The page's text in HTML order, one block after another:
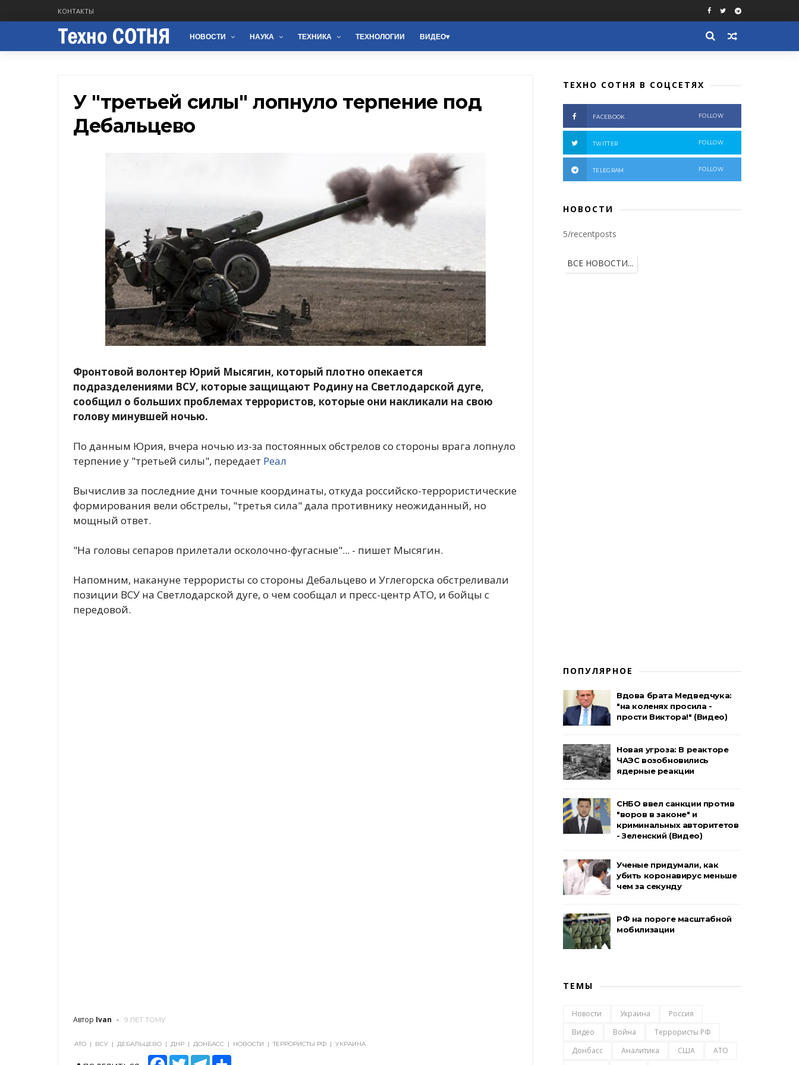
КОНТАКТЫ
НОВОСТИ НАУКА ТЕХНИКА ТЕХНОЛОГИИ ВИДЕО
У "третьей силы" лопнуло терпение под
Дебальцево
Фронтовой волонтер Юрий Мысягин, который плотно опекается
подразделениями ВСУ, которые защищают Родину на Светлодарской дуге,
сообщил о больших проблемах террористов, которые они накликали на свою
голову минувшей ночью.
По данным Юрия, вчера ночью из-за постоянных обстрелов со стороны врага лопнуло
терпение у "третьей силы", передает Реал
Вычислив за последние дни точные координаты, откуда российско-террористические
формирования вели обстрелы, "третья сила" дала противнику неожиданный, но
мощный ответ.
"На головы сепаров прилетали осколочно-фугасные"... - пишет Мысягин.
Напомним, накануне террористы со стороны Дебальцево и Углегорска обстреливали
позиции ВСУ на Светлодарской дуге, о чем сообщал и пресс-центр АТО, и бойцы с
передовой.
Автор Ivan 9 ЛЕТ ТОМУ
АТО | ВСУ | ДЕБАЛЬЦЕВО | ДНР | ДОНБАСС | НОВОСТИ | ТЕРРОРИСТЫ РФ | УКРАИНА
F
T
T
ТЕХНО СОТНЯ В СОЦСЕТЯХ
FACEBOOK FOLLOW
TWITTER FOLLOW
TELEGRAM FOLLOW
НОВОСТИ
5/recentposts
ВСЕ НОВОСТИ...
ПОПУЛЯРНОЕ
Вдова брата Медведчука:
"на коленях просила -
прости Виктора!" (Видео)
Новая угроза: В реакторе
ЧАЭС возобновились
ядерные реакции
СНБО ввел санкции против
"воров в законе" и
криминальных авторитетов
- Зеленский (Видео)
Ученые придумали, как
убить коронавирус меньше
чем за секунду
РФ на пороге масштабной
мобилизации
ТЕМЫ
Новости Украина
Россия
Видео
Война
Террористы РФ
Донбасс
Аналитика США
АТО